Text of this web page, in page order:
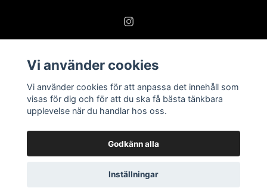
Läs mer
Kontakt
Köpvillkor
Vi använder cookies
Vi använder cookies för att anpassa det innehåll som
visas för dig och för att du ska få bästa tänkbara
upplevelse när du handlar hos oss.
Godkänn alla
Inställningar